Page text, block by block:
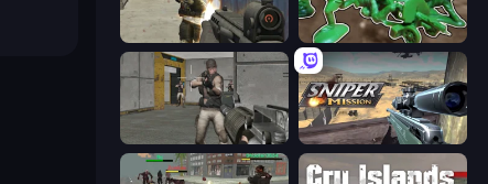
Masked Forces Soldiers - Capture and Control!
Warfare Area Sniper Mission